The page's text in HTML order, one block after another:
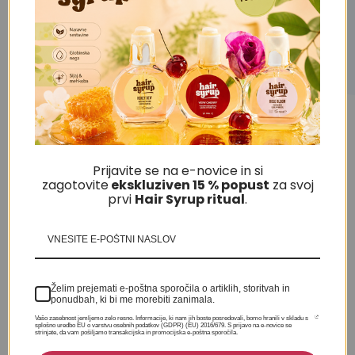
(VZP2020)
Krtače z naravnimi
ščetinami
Poglej vse
KUPI VSAJ 2 - 20% POPUST
Prijavite se na e-novice in si
zagotoviteekskluziven 15 % popust za svoj
prvi Hair Syrup ritual.
Želim prejemati e-poštna sporočila o artiklih, storitvah in
ponudbah, ki bi me morebiti zanimala.
Vašo zasebnost jemljemo zelo resno. Informacije, ki nam jih boste posredovali, bomo hranili v skladu s
splošno uredbo EU o varstvu osebnih podatkov (GDPR) (EU) 2016/679. S prijavo na e-novice se
strinjate, da vam pošiljamo transakcijska in promocijska e-poštna sporočila.